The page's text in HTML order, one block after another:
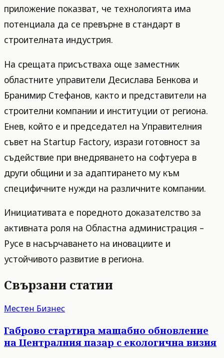
приложение показват, че технологията има
потенциала да се превърне в стандарт в
строителната индустрия.
На срещата присъстваха още заместник
областните управители Десислава Бенкова и
Бранимир Стефанов, както и представители на
строителни компании и институции от региона.
Енев, който е и председател на Управителния
съвет на Startup Factory, изрази готовност за
съдействие при внедряването на софтуера в
други общини и за адаптирането му към
специфичните нужди на различните компании.
Инициативата е поредното доказателство за
активната роля на Областна администрация –
Русе в насърчаването на иновациите и
устойчивото развитие в региона.
Свързани статии
Местен Бизнес
Габрово стартира мащабно обновление
на Централния пазар с екологична визия